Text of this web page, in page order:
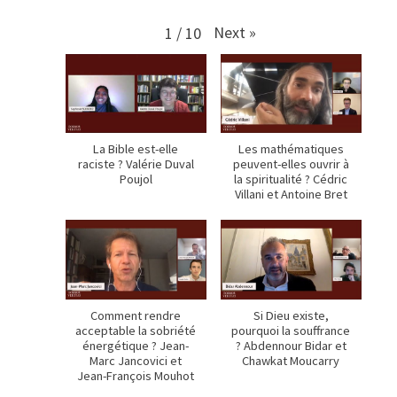
1 / 10 Next »
La Bible est-elle
raciste ? Valérie Duval
Poujol
Les mathématiques
peuvent-elles ouvrir à
la spiritualité ? Cédric
Villani et Antoine Bret
Comment rendre
acceptable la sobriété
énergétique ? Jean-
Marc Jancovici et
Jean-François Mouhot
Si Dieu existe,
pourquoi la souffrance
? Abdennour Bidar et
Chawkat Moucarry